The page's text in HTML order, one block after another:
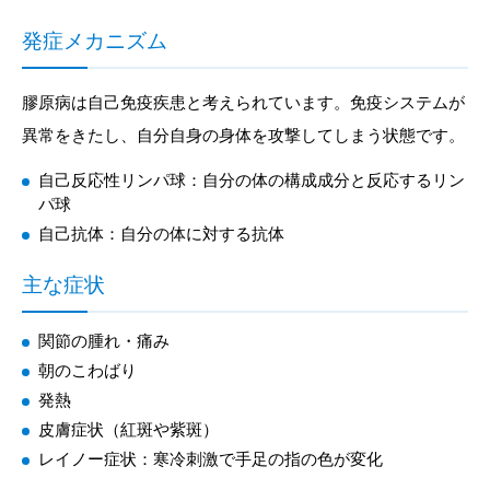
発症メカニズム
膠原病は自己免疫疾患と考えられています。免疫システムが
異常をきたし、自分自身の身体を攻撃してしまう状態です。
自己反応性リンパ球：自分の体の構成成分と反応するリン
パ球
自己抗体：自分の体に対する抗体
主な症状
関節の腫れ・痛み
朝のこわばり
発熱
皮膚症状（紅斑や紫斑）
レイノー症状：寒冷刺激で手足の指の色が変化